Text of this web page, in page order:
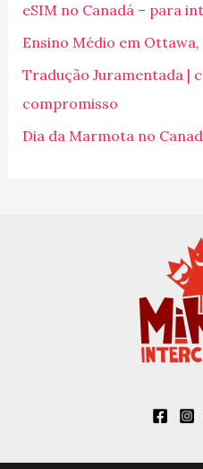
a
r
p
o
r
eSIM no Canadá – para
Ensino Médio em Ottawa,
Tradução Juramentada |
compromisso
Dia da Marmota no